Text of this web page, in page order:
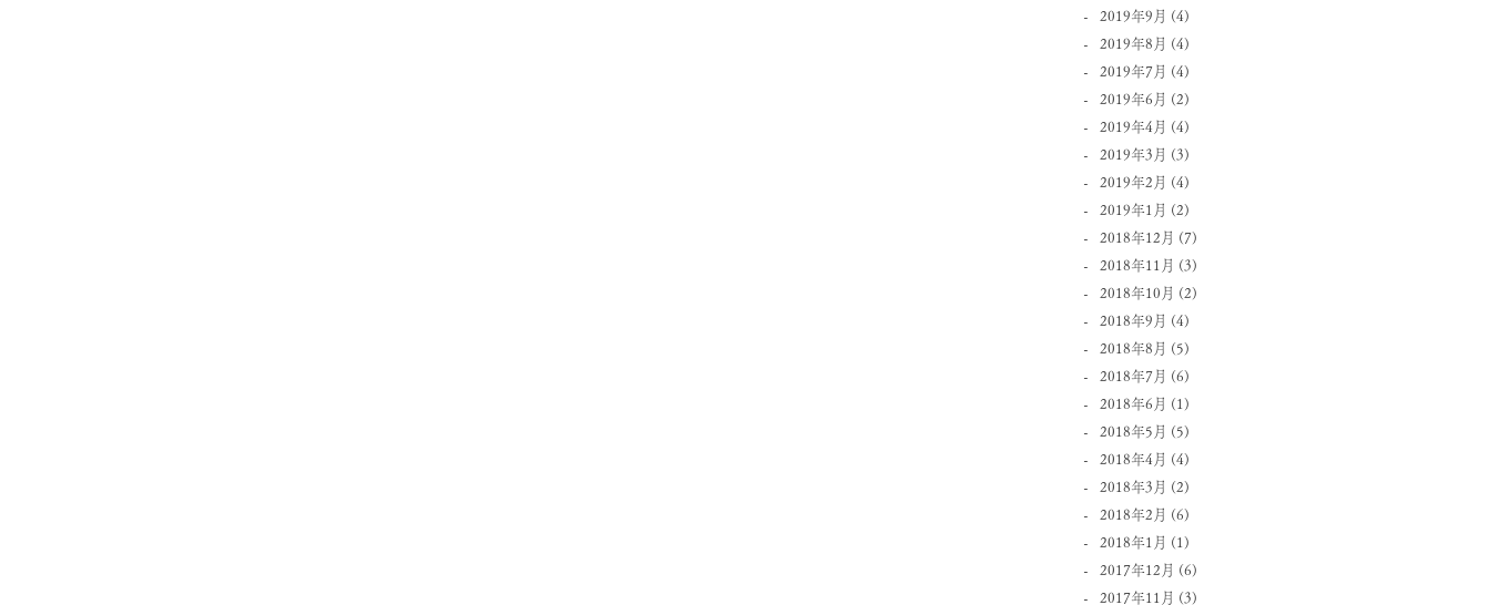
2019年9月 (4)
2019年8月 (4)
2019年7月 (4)
2019年6月 (2)
2019年4月 (4)
2019年3月 (3)
2019年2月 (4)
2019年1月 (2)
2018年12月 (7)
2018年11月 (3)
2018年10月 (2)
2018年9月 (4)
2018年8月 (5)
2018年7月 (6)
2018年6月 (1)
2018年5月 (5)
2018年4月 (4)
2018年3月 (2)
2018年2月 (6)
2018年1月 (1)
2017年12月 (6)
2017年11月 (3)